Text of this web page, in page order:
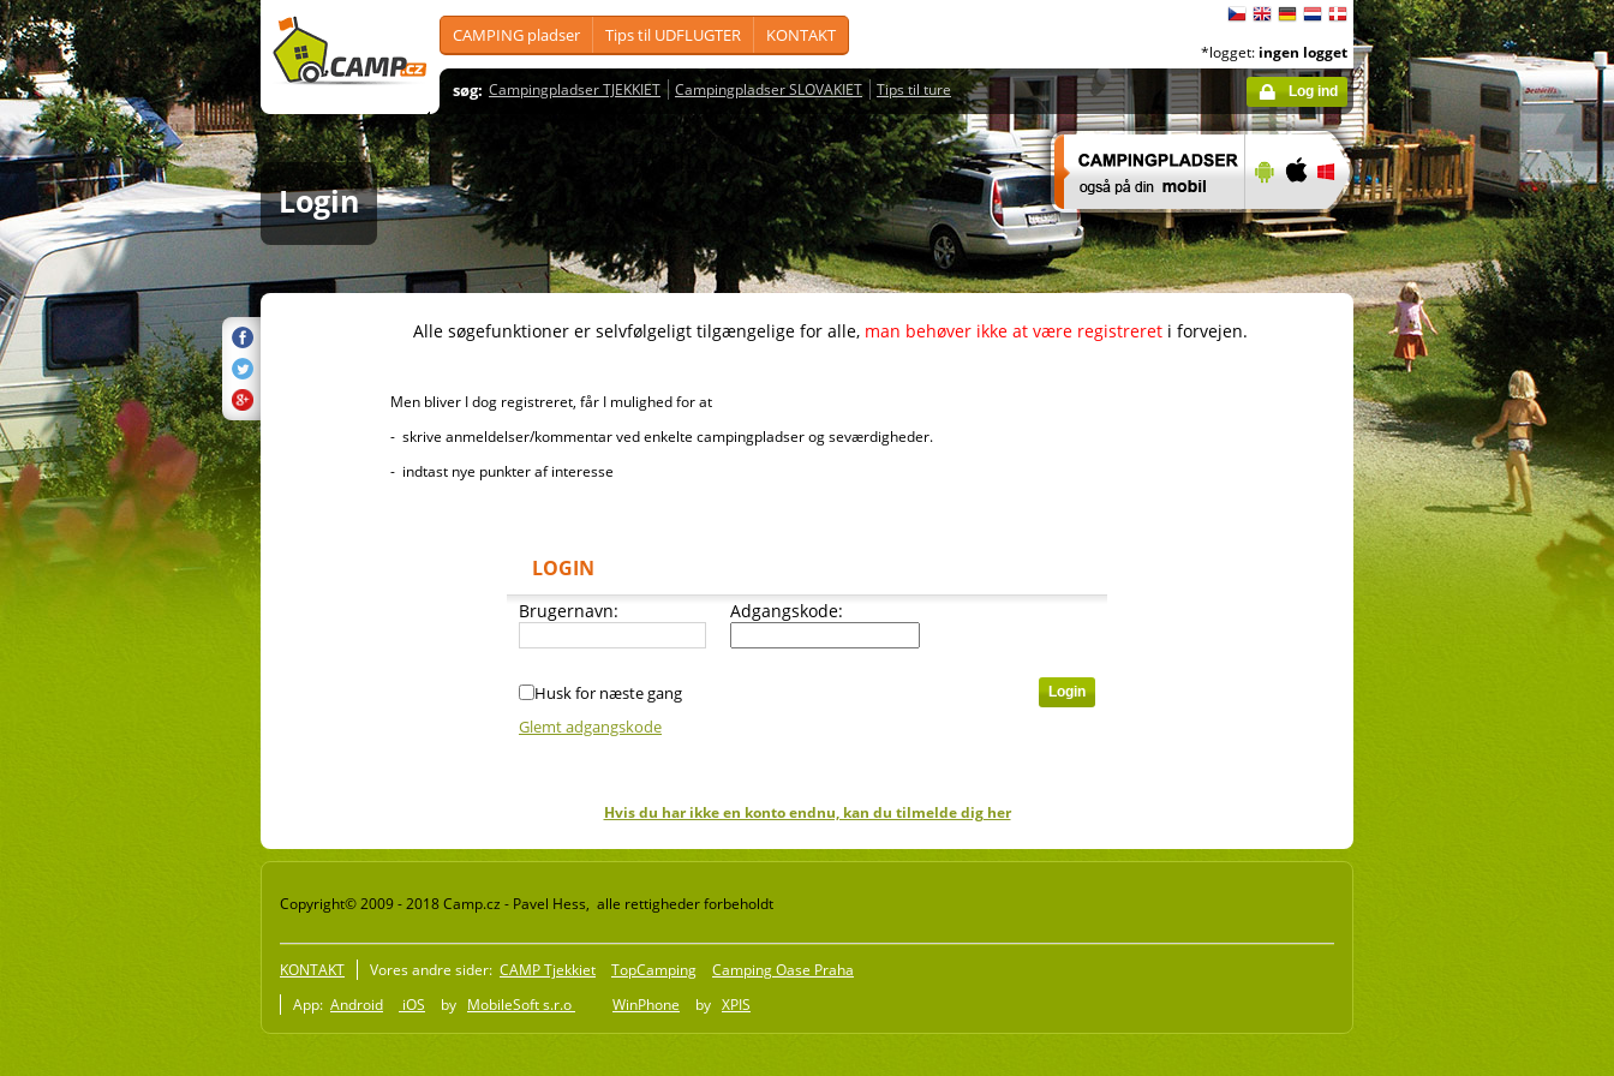
CAMPING pladser Tips til UDFLUGTER KONTAKT
søg: Campingpladser TJEKKIET Campingpladser SLOVAKIET Tips til ture
*logget: ingen logget
Log ind
Login
Alle søgefunktioner er selvfølgeligt tilgængelige for alle, man behøver ikke at være registreret i forvejen.
Men bliver I dog registreret, får I mulighed for at
- skrive anmeldelser/kommentar ved enkelte campingpladser og seværdigheder.
- indtast nye punkter af interesse
LOGIN
Brugernavn: Adgangskode:
Husk for næste gang
Glemt adgangskode
Hvis du har ikke en konto endnu, kan du tilmelde dig her
Copyright© 2009 - 2018 Camp.cz - Pavel Hess, alle rettigheder forbeholdt
KONTAKT Vores andre sider: CAMP Tjekkiet TopCamping
Camping Oase Praha
App: Android iOS by MobileSoft s.r.o WinPhone by XPIS